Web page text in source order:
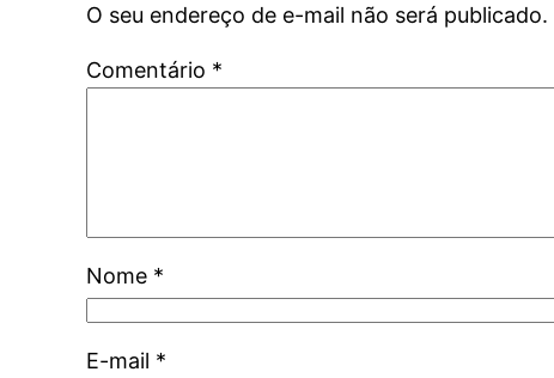
O seu endereço de e-mail não será publicado.
Comentário *
Nome *
E-mail *